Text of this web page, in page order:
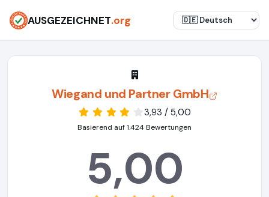
AUSGEZEICHNET.org
Wiegand und Partner GmbH
3,93 / 5,00
Basierend auf 1.424 Bewertungen
5,00